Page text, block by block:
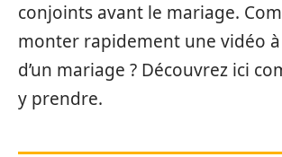
conjoints avant le mariage.
monter rapidement une vidéo
d’un mariage ? Découvrez ici
y prendre.